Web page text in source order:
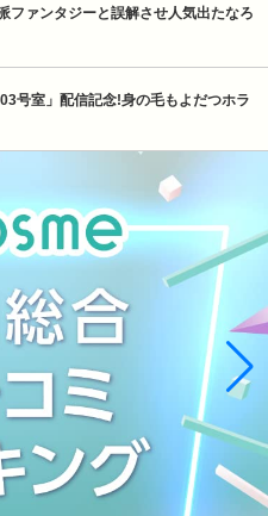
ファンタジーと誤解させ人気出たなろ
号室」配信記念!身の毛もよだつホラ